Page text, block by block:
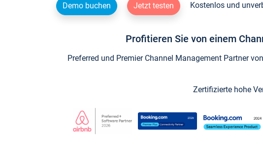
Demo buchen Jetzt testen Kostenlos und
Profitieren Sie von einem
Preferred und Premier Channel Management Partner
Zertifizierte hohe